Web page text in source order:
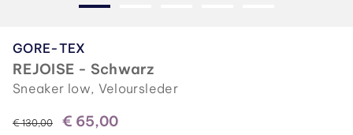
GORE-TEX
REJOISE - Schwarz
Sneaker low, Veloursleder
statt
€ 130,00 € 65,00